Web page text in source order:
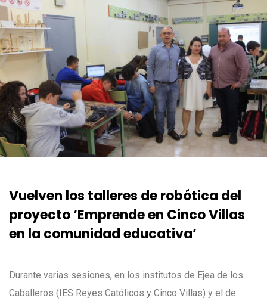
Vuelven los talleres de robótica del
proyecto ‘Emprende en Cinco Villas
en la comunidad educativa’
Durante varias sesiones, en los institutos de Ejea de los
Caballeros (IES Reyes Católicos y Cinco Villas) y el de